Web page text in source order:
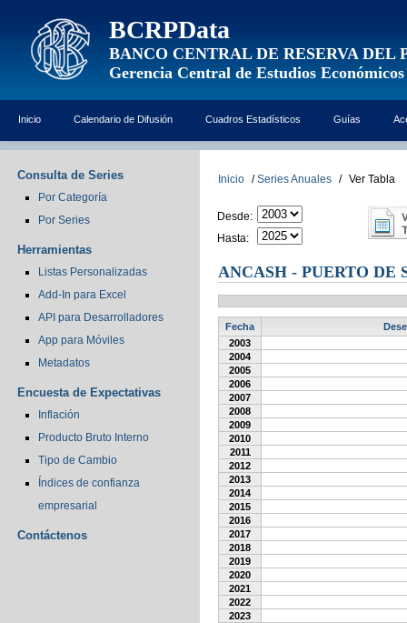
BCRPData
BANCO CENTRAL DE RESERVA DEL
Gerencia Central de Estudios Económicos
Inicio Calendario de Difusión Cuadros Estadísticos Guías
Consulta de Series
Por Categoría
Por Series
Herramientas
Listas Personalizadas
Add-In para Excel
API para Desarrolladores
App para Móviles
Metadatos
Encuesta de Expectativas
Inflación
Producto Bruto Interno
Tipo de Cambio
Índices de confianza
empresarial
Contáctenos
Inicio / Series Anuales / Ver Tabla
Desde:
Hasta:
ANCASH - PUERTO DE
Fecha
2003
2004
2005
2006
2007
2008
2009
2010
2011
2012
2013
2014
2015
2016
2017
2018
2019
2020
2021
2022
2023